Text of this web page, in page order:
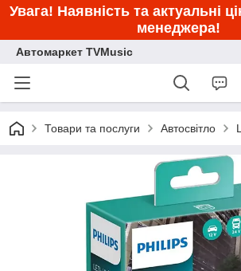
Увага! Наявність та актуальні
менеджера!
Автомаркет TVMusic
Товари та послуги Автосвітло